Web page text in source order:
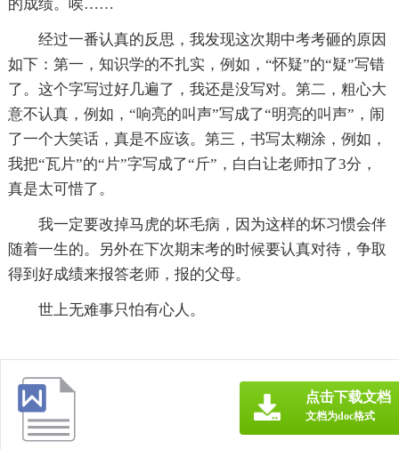
的成绩。唉……
经过一番认真的反思，我发现这次期中考考砸的原因
如下：第一，知识学的不扎实，例如，“怀疑”的“疑”写错
了。这个字写过好几遍了，我还是没写对。第二，粗心大
意不认真，例如，“响亮的叫声”写成了“明亮的叫声”，闹
了一个大笑话，真是不应该。第三，书写太糊涂，例如，
我把“瓦片”的“片”字写成了“斤”，白白让老师扣了3分，
真是太可惜了。
我一定要改掉马虎的坏毛病，因为这样的坏习惯会伴
随着一生的。另外在下次期末考的时候要认真对待，争取
得到好成绩来报答老师，报的父母。
世上无难事只怕有心人。
点击下载文档
文档为doc格式